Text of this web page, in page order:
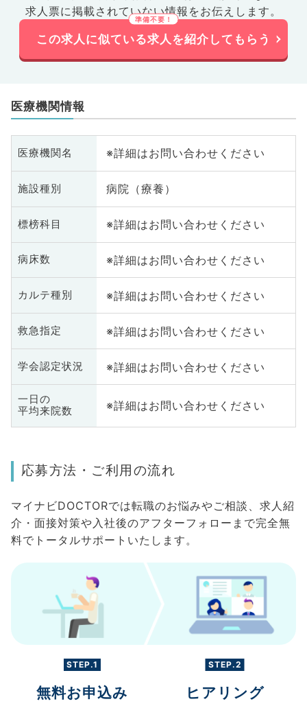
求人票に掲載されていない情報をお伝えします。
この求人に似ている求人を紹介してもらう
医療機関情報
医療機関名 ※詳細はお問い合わせください
施設種別 病院（療養）
標榜科目 ※詳細はお問い合わせください
病床数 ※詳細はお問い合わせください
カルテ種別 ※詳細はお問い合わせください
救急指定 ※詳細はお問い合わせください
学会認定状況 ※詳細はお問い合わせください
一日の
平均来院数
※詳細はお問い合わせください
応募方法・ご利用の流れ
マイナビDOCTORでは転職のお悩みやご相談、求人紹
介・面接対策や入社後のアフターフォローまで完全無
料でトータルサポートいたします。
STEP.1
無料お申込み
STEP.2
ヒアリング